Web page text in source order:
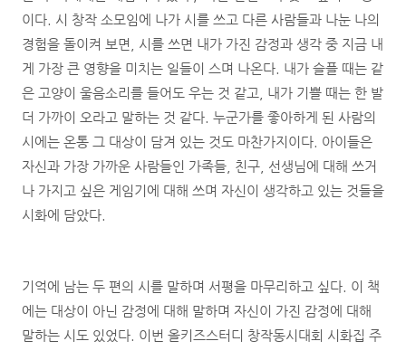
이다. 시 창작 소모임에 나가 시를 쓰고 다른 사람들과 나눈 나의
경험을 돌이켜 보면, 시를 쓰면 내가 가진 감정과 생각 중 지금 내
게 가장 큰 영향을 미치는 일들이 스며 나온다. 내가 슬플 때는 같
은 고양이 울음소리를 들어도 우는 것 같고, 내가 기쁠 때는 한 발
더 가까이 오라고 말하는 것 같다. 누군가를 좋아하게 된 사람의
시에는 온통 그 대상이 담겨 있는 것도 마찬가지이다. 아이들은
자신과 가장 가까운 사람들인 가족들, 친구, 선생님에 대해 쓰거
나 가지고 싶은 게임기에 대해 쓰며 자신이 생각하고 있는 것들을
시화에 담았다.
기억에 남는 두 편의 시를 말하며 서평을 마무리하고 싶다. 이 책
에는 대상이 아닌 감정에 대해 말하며 자신이 가진 감정에 대해
말하는 시도 있었다. 이번 올키즈스터디 창작동시대회 시화집 주